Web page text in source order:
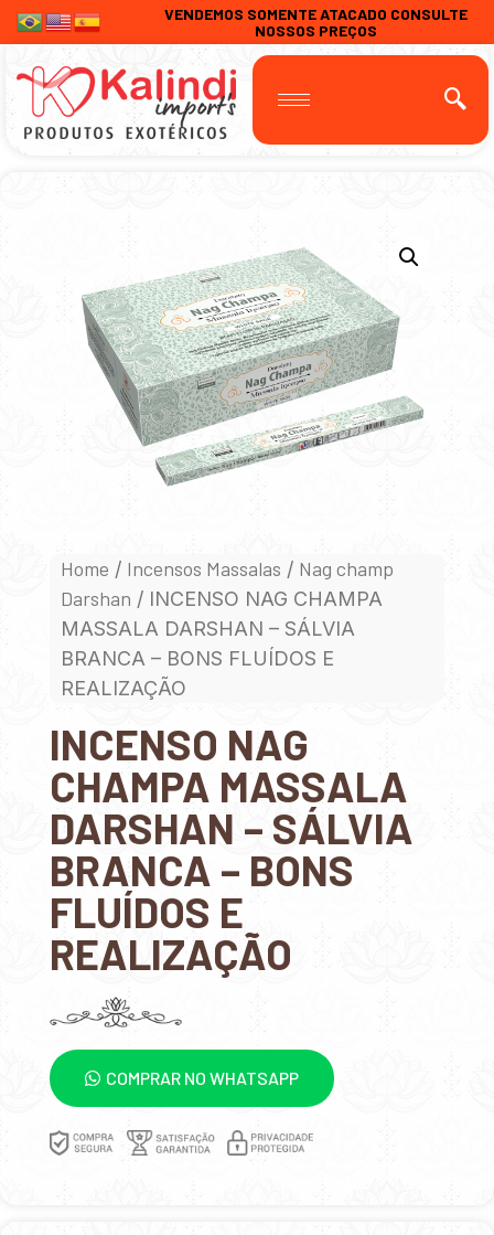
VENDEMOS SOMENTE ATACADO CONSULTE
NOSSOS PREÇOS
Home / Incensos Massalas / Nag champ
Darshan / INCENSO NAG CHAMPA
MASSALA DARSHAN – SÁLVIA
BRANCA – BONS FLUÍDOS E
REALIZAÇÃO
INCENSO NAG
CHAMPA MASSALA
DARSHAN – SÁLVIA
BRANCA – BONS
FLUÍDOS E
REALIZAÇÃO
COMPRAR NO WHATSAPP